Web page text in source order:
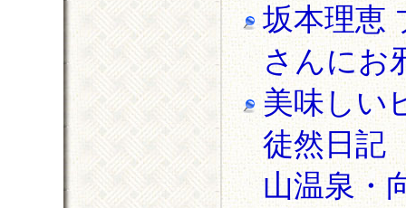
坂本理恵
さんにお
美味しい
徒然日記
山温泉・